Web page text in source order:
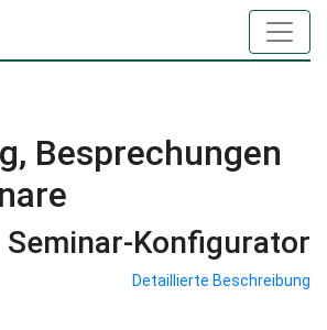
Besprechungen
Seminar-Konfigurator
Detaillierte Beschreibung